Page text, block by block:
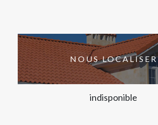
NOUS LOCALISER
indisponible